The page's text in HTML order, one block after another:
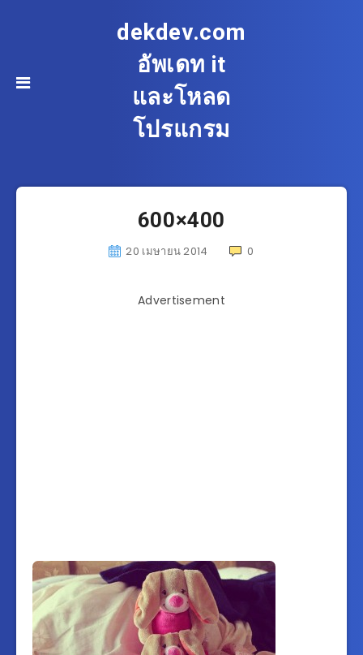
dekdev.com
อัพเดท it
และโหลด
โปรแกรม
600×400
20 เมษายน 2014 0
Advertisement